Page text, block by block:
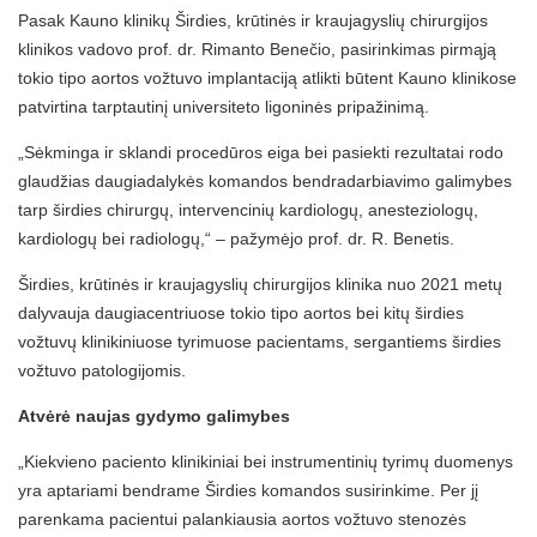
Pasak Kauno klinikų Širdies, krūtinės ir kraujagyslių chirurgijos
klinikos vadovo prof. dr. Rimanto Benečio, pasirinkimas pirmąją
tokio tipo aortos vožtuvo implantaciją atlikti būtent Kauno klinikose
patvirtina tarptautinį universiteto ligoninės pripažinimą.
„Sėkminga ir sklandi procedūros eiga bei pasiekti rezultatai rodo
glaudžias daugiadalykės komandos bendradarbiavimo galimybes
tarp širdies chirurgų, intervencinių kardiologų, anesteziologų,
kardiologų bei radiologų,“ – pažymėjo prof. dr. R. Benetis.
Širdies, krūtinės ir kraujagyslių chirurgijos klinika nuo 2021 metų
dalyvauja daugiacentriuose tokio tipo aortos bei kitų širdies
vožtuvų klinikiniuose tyrimuose pacientams, sergantiems širdies
vožtuvo patologijomis.
Atvėrė naujas gydymo galimybes
„Kiekvieno paciento klinikiniai bei instrumentinių tyrimų duomenys
yra aptariami bendrame Širdies komandos susirinkime. Per jį
parenkama pacientui palankiausia aortos vožtuvo stenozės